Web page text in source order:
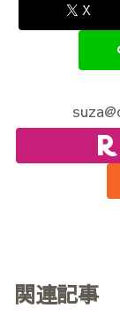
X
関連記事